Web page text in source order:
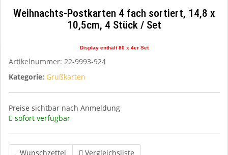
Weihnachts-Postkarten 4 fach sortiert, 14,8 x
10,5cm, 4 Stück / Set
Display enthält 80 x 4er Set
Artikelnummer: 22-9993-924
Kategorie: Grußkarten
Preise sichtbar nach Anmeldung
sofort verfügbar
Wunschzettel Vergleichsliste